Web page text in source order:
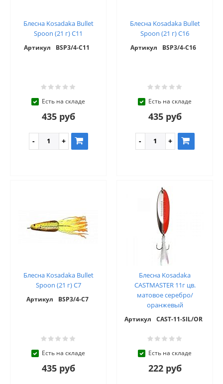
Блесна Kosadaka Bullet
Spoon (21 г) C11
Артикул BSP3/4-C11
Есть на складе
435 руб
Блесна Kosadaka Bullet
Spoon (21 г) C16
Артикул BSP3/4-C16
Есть на складе
435 руб
Блесна Kosadaka Bullet
Spoon (21 г) C7
Артикул BSP3/4-C7
Есть на складе
435 руб
Блесна Kosadaka
CASTMASTER 11г цв.
матовое серебро/
оранжевый
Артикул CAST-11-SIL/OR
Есть на складе
222 руб